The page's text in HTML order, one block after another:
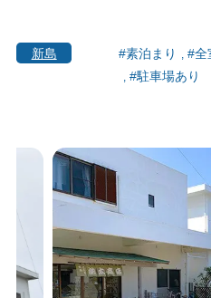
新島 #素泊まり #全
#駐車場あり